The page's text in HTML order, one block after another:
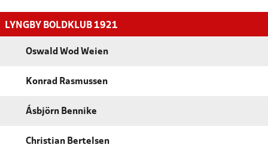
LYNGBY BOLDKLUB 1921
Oswald Wod Weien
Konrad Rasmussen
Ásbjörn Bennike
Christian Bertelsen